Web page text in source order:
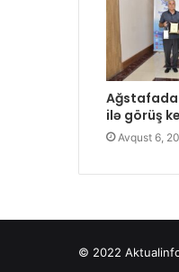
ilə görüş
Avqust 6,
© 2022